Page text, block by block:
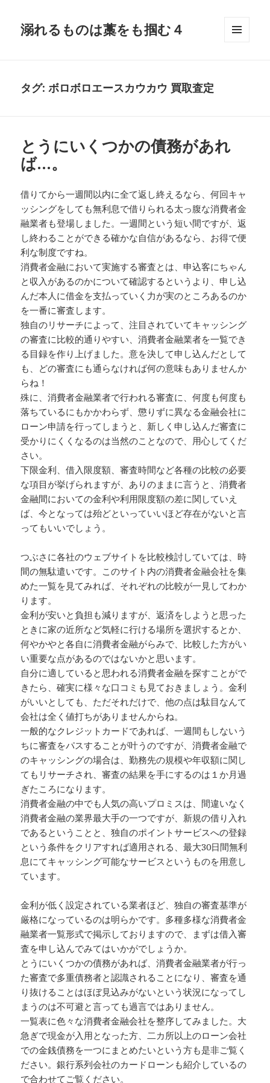
溺れるものは藁をも掴む４
タグ:ボロボロエースカウカウ 買取査定
とうにいくつかの債務があれ
ば…。
借りてから一週間以内に全て返し終えるなら、何回キャ
ッシングをしても無利息で借りられる太っ腹な消費者金
融業者も登場しました。一週間という短い間ですが、返
し終わることができる確かな自信があるなら、お得で便
利な制度ですね。
消費者金融において実施する審査とは、申込客にちゃん
と収入があるのかについて確認するというより、申し込
んだ本人に借金を支払っていく力が実のところあるのか
を一番に審査します。
独自のリサーチによって、注目されていてキャッシング
の審査に比較的通りやすい、消費者金融業者を一覧でき
る目録を作り上げました。意を決して申し込んだとして
も、どの審査にも通らなければ何の意味もありませんか
らね！
殊に、消費者金融業者で行われる審査に、何度も何度も
落ちているにもかかわらず、懲りずに異なる金融会社に
ローン申請を行ってしまうと、新しく申し込んだ審査に
受かりにくくなるのは当然のことなので、用心してくだ
さい。
下限金利、借入限度額、審査時間など各種の比較の必要
な項目が挙げられますが、ありのままに言うと、消費者
金融間においての金利や利用限度額の差に関していえ
ば、今となっては殆どといっていいほど存在がないと言
ってもいいでしょう。
つぶさに各社のウェブサイトを比較検討していては、時
間の無駄遣いです。このサイト内の消費者金融会社を集
めた一覧を見てみれば、それぞれの比較が一見してわか
ります。
金利が安いと負担も減りますが、返済をしようと思った
ときに家の近所など気軽に行ける場所を選択するとか、
何やかやと各自に消費者金融がらみで、比較した方がい
い重要な点があるのではないかと思います。
自分に適していると思われる消費者金融を探すことがで
きたら、確実に様々な口コミも見ておきましょう。金利
がいいとしても、ただそれだけで、他の点は駄目なんて
会社は全く値打ちがありませんからね。
一般的なクレジットカードであれば、一週間もしないう
ちに審査をパスすることが叶うのですが、消費者金融で
のキャッシングの場合は、勤務先の規模や年収額に関し
てもリサーチされ、審査の結果を手にするのは１か月過
ぎたころになります。
消費者金融の中でも人気の高いプロミスは、間違いなく
消費者金融の業界最大手の一つですが、新規の借り入れ
であるということと、独自のポイントサービスへの登録
という条件をクリアすれば適用される、最大30日間無利
息にてキャッシング可能なサービスというものを用意し
ています。
金利が低く設定されている業者ほど、独自の審査基準が
厳格になっているのは明らかです。多種多様な消費者金
融業者一覧形式で掲示しておりますので、まずは借入審
査を申し込んでみてはいかがでしょうか。
とうにいくつかの債務があれば、消費者金融業者が行っ
た審査で多重債務者と認識されることになり、審査を通
り抜けることはほぼ見込みがないという状況になってし
まうのは不可避と言っても過言ではありません。
一覧表に色々な消費者金融会社を整序してみました。大
急ぎで現金が入用となった方、二カ所以上のローン会社
での金銭債務を一つにまとめたいという方も是非ご覧く
ださい。銀行系列会社のカードローンも紹介しているの
で合わせてご覧ください。